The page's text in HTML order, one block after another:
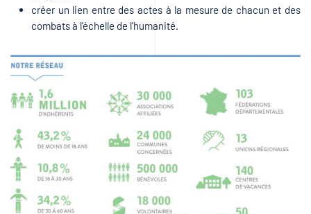
créer un lien entre des actes à la mesure de chacun et des
combats à l’échelle de l’humanité.